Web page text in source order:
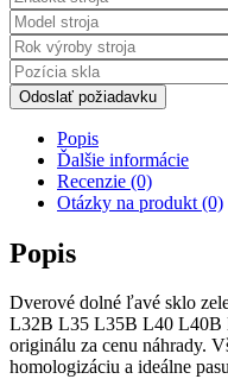
Odoslať požiadavku
Popis
Ďalšie informácie
Recenzie (0)
Otázky na produkt (0)
Popis
Dverové dolné ľavé sklo
L32B L35 L35B L40 L40B
originálu za cenu náhrady.
homologizáciu a ideálne